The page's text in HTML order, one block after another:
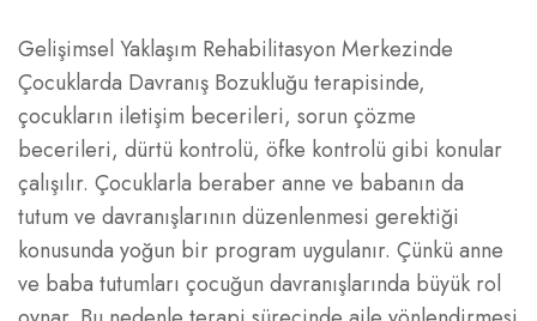
Gelişimsel Yaklaşım Rehabilitasyon Merkezinde
Çocuklarda Davranış Bozukluğu terapisinde,
çocukların iletişim becerileri, sorun çözme
becerileri, dürtü kontrolü, öfke kontrolü gibi konular
çalışılır. Çocuklarla beraber anne ve babanın da
tutum ve davranışlarının düzenlenmesi gerektiği
konusunda yoğun bir program uygulanır. Çünkü anne
ve baba tutumları çocuğun davranışlarında büyük rol